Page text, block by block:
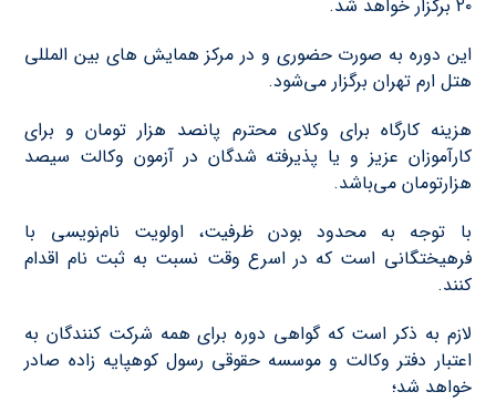
٢٠ برگزار خواهد شد.
این دوره به صورت حضوری و در مركز همایش های بين المللي
هتل ارم تهران برگزار می‌شود.
هزینه کارگاه برای وکلای محترم پانصد هزار تومان و برای
کارآموزان عزيز و يا پذيرفته شدگان در آزمون وكالت سيصد
هزارتومان می‌باشد.
با توجه به محدود بودن ظرفیت، اولویت نام‌نویسی با
فرهیختگانی است که در اسرع وقت نسبت به ثبت نام اقدام
كنند.
لازم به ذکر است که گواهی دوره برای همه شرکت کنندگان به
اعتبار دفتر وکالت و موسسه حقوقی رسول کوهپایه زاده صادر
خواهد شد؛